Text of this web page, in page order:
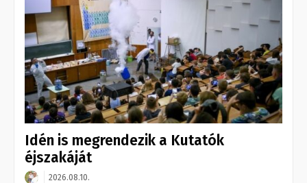
Idén is megrendezik a Kutatók
éjszakáját
2026.08.10.